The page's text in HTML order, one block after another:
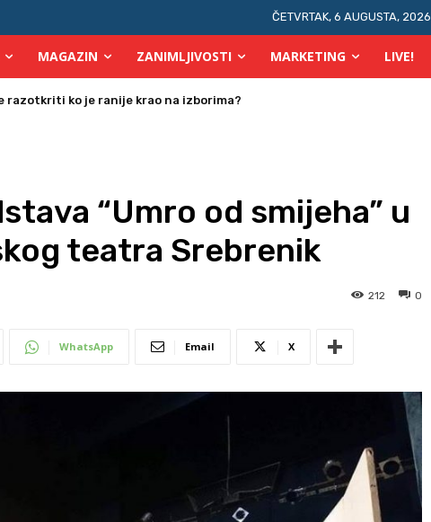
ČETVRTAK, 6 AUGUSTA, 2026
MAGAZIN ZANIMLJIVOSTI MARKETING LIVE!
naknada za osobe s invaliditetom
“Umro od smijeha” u
teatra Srebrenik
0
212
WhatsApp Email X